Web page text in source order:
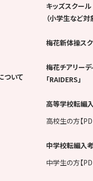
ついて
キッズスクール
（小学生など対
梅花新体操スク
梅花チアリーデ
「RAIDERS」
高等学校転編
高校生の方【
中学校転編入考
中学生の方【